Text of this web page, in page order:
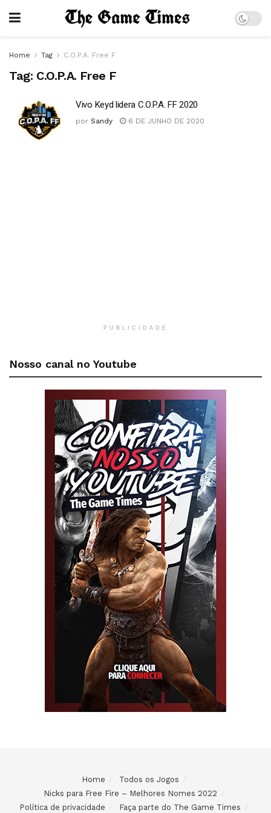
Home Tag C.O.P.A. Free F
Tag: C.O.P.A. Free F
Vivo Keyd lidera C.O.P.A. FF 2020
por Sandy 6 DE JUNHO DE 2020
PUBLICIDADE
Nosso canal no Youtube
Home
Todos os Jogos
Nicks para Free Fire – Melhores Nomes 2022
Política de privacidade
Faça parte do The Game Times